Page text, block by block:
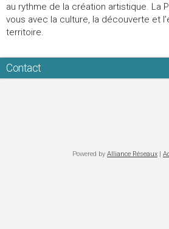
au rythme de la création artistique. La
vous avec la culture, la découverte et
territoire.
Contact
Powered by Alliance Réseaux |